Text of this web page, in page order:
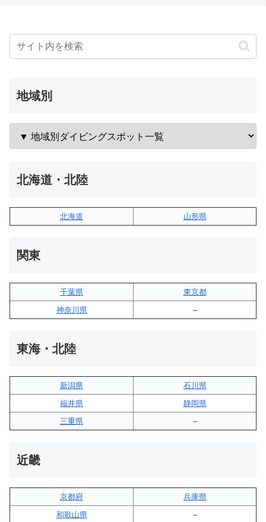
地域別
北海道・北陸
北海道 山形県
関東
千葉県
東京都
神奈川県
–
東海・北陸
新潟県
石川県
福井県
静岡県
三重県
–
近畿
京都府
兵庫県
和歌山県
–